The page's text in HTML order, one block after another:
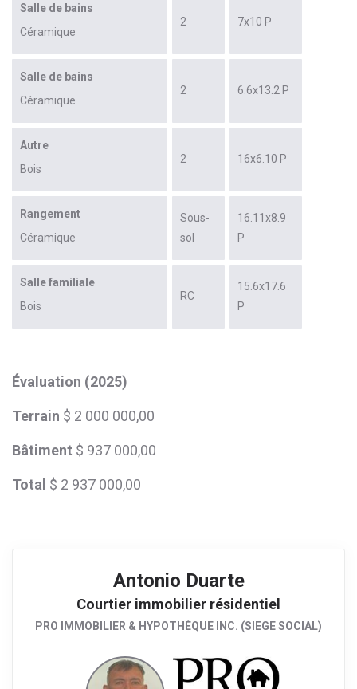
Salle de bains
Céramique
2 7x10 P
Salle de bains
Céramique
2 6.6x13.2 P
Autre
Bois
2 16x6.10 P
Rangement
Céramique
Sous-
sol
16.11x8.9
P
Salle familiale
Bois
RC
15.6x17.6
P
Évaluation (2025)
Terrain $ 2 000 000,00
Bâtiment $ 937 000,00
Total $ 2 937 000,00
Antonio Duarte
Courtier immobilier résidentiel
PRO IMMOBILIER & HYPOTHÈQUE INC. (SIEGE SOCIAL)